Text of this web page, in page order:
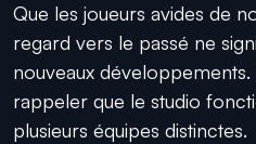
Que les joueurs avides de
regard vers le passé ne
nouveaux
rappeler que le studio
plusieurs équipes distinctes.